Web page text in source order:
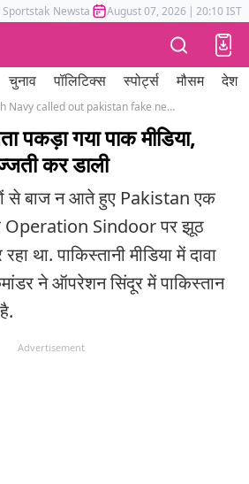
Sportstak Newstak Mumbai Tak Astrotak
August 07, 2026 | 20:10 IST
चुनाव पॉलिटिक्स स्पोर्ट्स मौसम देश
French Navy called out pakistan fake news on rafale and operation sindoor
पकड़ा गया पाक मीडिया,
कर डाली
से बाज न आते हुए Pakistan एक
Operation Sindoor पर झूठ
था. पाकिस्तानी मीडिया में दावा
ने ऑपरेशन सिंदूर में पाकिस्तान
Advertisement